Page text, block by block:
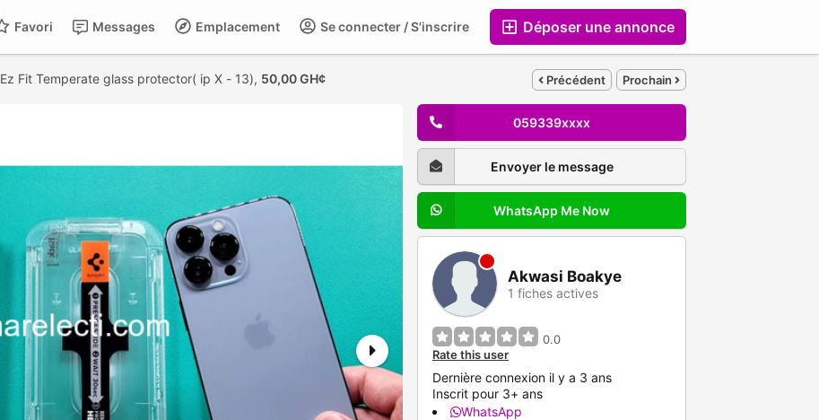
Déposer une annonce
Se connecter / S'inscrire
Emplacement
Messages
Favori
Ez Fit Temperate glass protector( ip X - 13), 50,00 GH¢ Précédent Prochain
059339xxxx
Envoyer le message
WhatsApp Me Now
Akwasi Boakye
1 fiches actives
0.0
Rate this user
Dernière connexion il y a 3 ans
Inscrit pour 3+ ans
WhatsApp